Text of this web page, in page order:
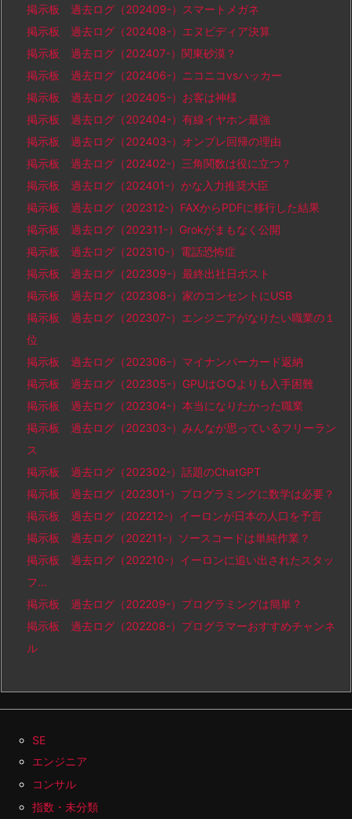
掲示板 過去ログ（202409-）スマートメガネ
掲示板 過去ログ（202408-）エヌビディア決算
掲示板 過去ログ（202407-）関東砂漠？
掲示板 過去ログ（202406-）ニコニコvsハッカー
掲示板 過去ログ（202405-）お客は神様
掲示板 過去ログ（202404-）有線イヤホン最強
掲示板 過去ログ（202403-）オンプレ回帰の理由
掲示板 過去ログ（202402-）三角関数は役に立つ？
掲示板 過去ログ（202401-）かな入力推奨大臣
掲示板 過去ログ（202312-）FAXからPDFに移行した結果
掲示板 過去ログ（202311-）Grokがまもなく公開
掲示板 過去ログ（202310-）電話恐怖症
掲示板 過去ログ（202309-）最終出社日ポスト
掲示板 過去ログ（202308-）家のコンセントにUSB
掲示板 過去ログ（202307-）エンジニアがなりたい職業の１
位
掲示板 過去ログ（202306-）マイナンバーカード返納
掲示板 過去ログ（202305-）GPUは○○よりも入手困難
掲示板 過去ログ（202304-）本当になりたかった職業
掲示板 過去ログ（202303-）みんなが思っているフリーラン
ス
掲示板 過去ログ（202302-）話題のChatGPT
掲示板 過去ログ（202301-）プログラミングに数学は必要？
掲示板 過去ログ（202212-）イーロンが日本の人口を予言
掲示板 過去ログ（202211-）ソースコードは単純作業？
掲示板 過去ログ（202210-）イーロンに追い出されたスタッ
フ…
掲示板 過去ログ（202209-）プログラミングは簡単？
掲示板 過去ログ（202208-）プログラマーおすすめチャンネ
ル
SE
エンジニア
コンサル
指数・未分類